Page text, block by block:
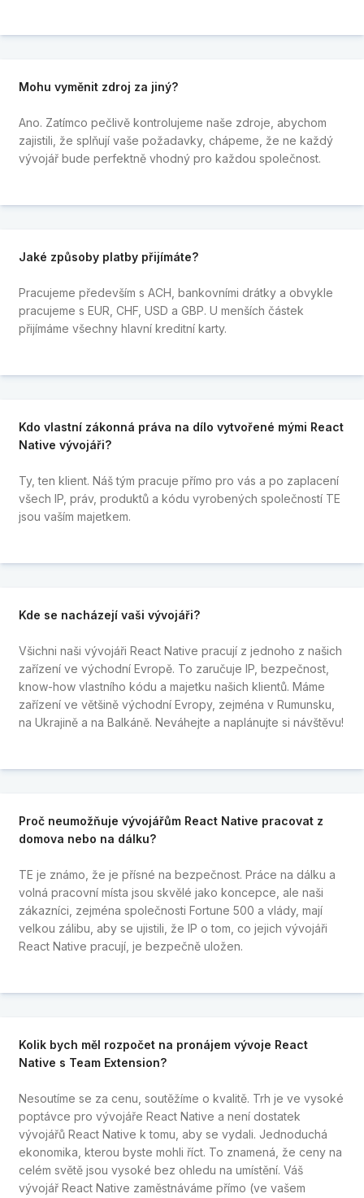
Mohu vyměnit zdroj za jiný?
Ano. Zatímco pečlivě kontrolujeme naše zdroje, abychom
zajistili, že splňují vaše požadavky, chápeme, že ne každý
vývojář bude perfektně vhodný pro každou společnost.
Jaké způsoby platby přijímáte?
Pracujeme především s ACH, bankovními drátky a obvykle
pracujeme s EUR, CHF, USD a GBP. U menších částek
přijímáme všechny hlavní kreditní karty.
Kdo vlastní zákonná práva na dílo vytvořené mými React
Native vývojáři?
Ty, ten klient. Náš tým pracuje přímo pro vás a po zaplacení
všech IP, práv, produktů a kódu vyrobených společností TE
jsou vaším majetkem.
Kde se nacházejí vaši vývojáři?
Všichni naši vývojáři React Native pracují z jednoho z našich
zařízení ve východní Evropě. To zaručuje IP, bezpečnost,
know-how vlastního kódu a majetku našich klientů. Máme
zařízení ve většině východní Evropy, zejména v Rumunsku,
na Ukrajině a na Balkáně. Neváhejte a naplánujte si návštěvu!
Proč neumožňuje vývojářům React Native pracovat z
domova nebo na dálku?
TE je známo, že je přísné na bezpečnost. Práce na dálku a
volná pracovní místa jsou skvělé jako koncepce, ale naši
zákazníci, zejména společnosti Fortune 500 a vlády, mají
velkou zálibu, aby se ujistili, že IP o tom, co jejich vývojáři
React Native pracují, je bezpečně uložen.
Kolik bych měl rozpočet na pronájem vývoje React
Native s Team Extension?
Nesoutíme se za cenu, soutěžíme o kvalitě. Trh je ve vysoké
poptávce pro vývojáře React Native a není dostatek
vývojářů React Native k tomu, aby se vydali. Jednoduchá
ekonomika, kterou byste mohli říct. To znamená, že ceny na
celém světě jsou vysoké bez ohledu na umístění. Váš
vývojář React Native zaměstnáváme přímo (ve vašem